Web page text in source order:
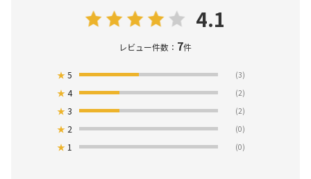
4.1
レビュー件数： 7件
★5 (3)
★4 (2)
★3 (2)
★ 2 (0)
★ 1 (0)